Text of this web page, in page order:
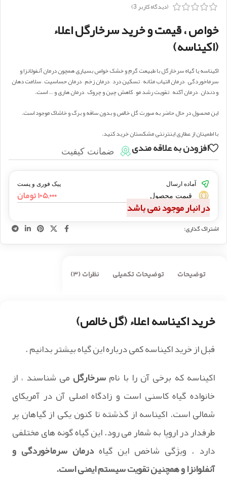
(دیدگاه کاربر 3
)
خواص ، قیمت و خرید سرخارگل اعلاء
(اکیناسه)
اکیناسه یا گیاه سرخارگل با طبیعت گرم و خشک خواص بسیاری همچون درمان آنفولانزا و
سرماخوردگی – درمان التهاب مثانه – تسکین درد – درمان زخم – درمان حساسیت – سلامت دهان
و دندان – درمان آکنه – تقویت رشد مو – کاهش چین و چروک – درمان هاری و … است.
این محصول در حال حاضر به صورت گل خالص و بدون ساقه و برگ و خاشاک موجود است.
با اطمینان از عطاری اینترنتی مشکستان خرید کنید.
افزودن به علاقه مندی ضمانت کیفیت
آماده ارسال پیک فوری و پست
قیمت محصول ۱۰۵,۰۰۰تومان
در انبار موجود نمی باشد
اشتراک گذاری:
توضیحات توضیحات تکمیلی نظرات (3)
خرید اکیناسه اعلاء (گل خالص)
قبل از خرید اکیناسه کمی درباره این گیاه بیشتر بدانیم .
اکیناسه که برخی آن را با نامسرخارگل می شناسند ، از
خانواده گیاه کاسنی است و زادگاه اصلی آن در آمریکای
شمالی است. اکیناسه از گذشته تا کنون یکی از گیاهان پر
طرفدار در اروپا به شمار می رود. این گیاه گونه های مختلفی
دارد . ویژگی شاخص این گیاه درمان سرماخوردگی و
آنفلوانزا و همچنین تقویت سیستم ایمنی است.